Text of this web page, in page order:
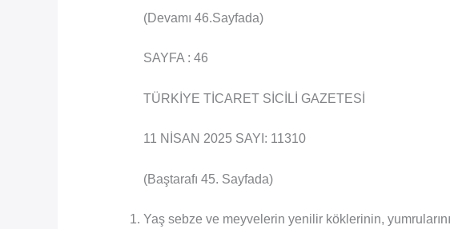
(Devamı 46.Sayfada)
SAYFA : 46
TÜRKİYE TİCARET SİCİLİ GAZETESİ
11 NİSAN 2025 SAYI: 11310
(Baştarafı 45. Sayfada)
Yaş sebze ve meyvelerin yenilir köklerinin,